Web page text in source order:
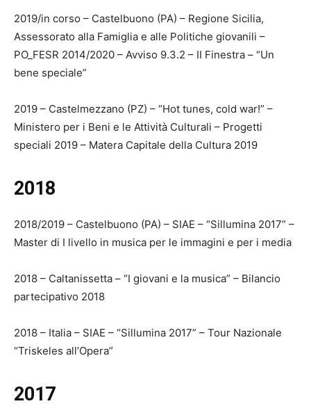
2019/in corso – Castelbuono (PA) – Regione Sicilia,
Assessorato alla Famiglia e alle Politiche giovanili –
PO_FESR 2014/2020 – Avviso 9.3.2 – II Finestra – “Un
bene speciale”
2019 – Castelmezzano (PZ) – “Hot tunes, cold war!” –
Ministero per i Beni e le Attività Culturali – Progetti
speciali 2019 – Matera Capitale della Cultura 2019
2018
2018/2019 – Castelbuono (PA) – SIAE – “Sillumina 2017” –
Master di I livello in musica per le immagini e per i media
2018 – Caltanissetta – “I giovani e la musica” – Bilancio
partecipativo 2018
2018 – Italia – SIAE – “Sillumina 2017” – Tour Nazionale
“Triskeles all’Opera”
2017